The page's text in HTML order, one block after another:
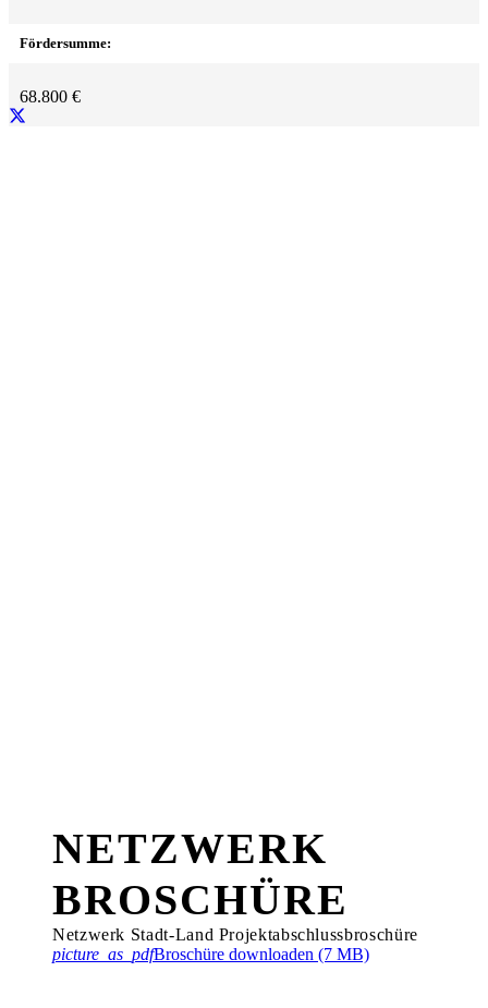
Fördersumme:
68.800 €
NETZWERK
BROSCHÜRE
Netzwerk Stadt-Land Projektabschlussbroschüre
picture_as_pdfBroschüre downloaden (7 MB)